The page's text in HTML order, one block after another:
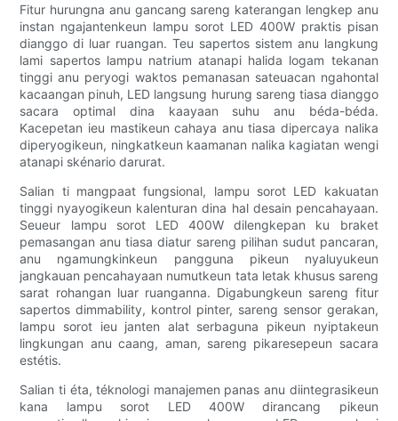
Fitur hurungna anu gancang sareng katerangan lengkep anu
instan ngajantenkeun lampu sorot LED 400W praktis pisan
dianggo di luar ruangan. Teu sapertos sistem anu langkung
lami sapertos lampu natrium atanapi halida logam tekanan
tinggi anu peryogi waktos pemanasan sateuacan ngahontal
kacaangan pinuh, LED langsung hurung sareng tiasa dianggo
sacara optimal dina kaayaan suhu anu béda-béda.
Kacepetan ieu mastikeun cahaya anu tiasa dipercaya nalika
diperyogikeun, ningkatkeun kaamanan nalika kagiatan wengi
atanapi skénario darurat.
Salian ti mangpaat fungsional, lampu sorot LED kakuatan
tinggi nyayogikeun kalenturan dina hal desain pencahayaan.
Seueur lampu sorot LED 400W dilengkepan ku braket
pemasangan anu tiasa diatur sareng pilihan sudut pancaran,
anu ngamungkinkeun pangguna pikeun nyaluyukeun
jangkauan pencahayaan numutkeun tata letak khusus sareng
sarat rohangan luar ruanganna. Digabungkeun sareng fitur
sapertos dimmability, kontrol pinter, sareng sensor gerakan,
lampu sorot ieu janten alat serbaguna pikeun nyiptakeun
lingkungan anu caang, aman, sareng pikaresepeun sacara
estétis.
Salian ti éta, téknologi manajemen panas anu diintegrasikeun
kana lampu sorot LED 400W dirancang pikeun